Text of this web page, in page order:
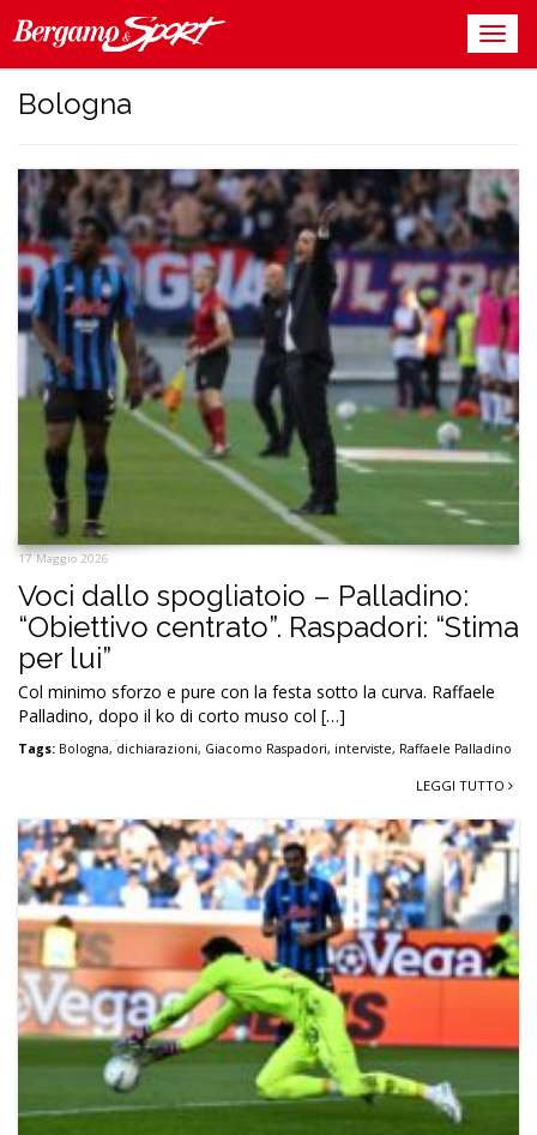
Bologna
17 Maggio 2026
Voci dallo spogliatoio – Palladino:
“Obiettivo centrato”. Raspadori: “Stima
per lui”
Col minimo sforzo e pure con la festa sotto la curva. Raffaele
Palladino, dopo il ko di corto muso col […]
Tags: Bologna, dichiarazioni, Giacomo Raspadori, interviste, Raffaele Palladino
LEGGI TUTTO